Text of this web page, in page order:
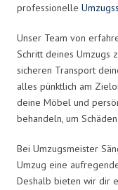
professionelle
Unser Team von
Schritt deines Umzugs
sicheren Transport
alles pünktlich am
deine Möbel und
behandeln, um
Bei Umzugsmeister
Umzug eine
Deshalb bieten wir dir